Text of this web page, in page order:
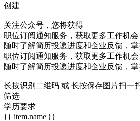
创建
关注公众号，您将获得
职位订阅通知服务，获取更多工作机会
随时了解简历投递进度和企业反馈，
职位订阅通知服务，获取更多工作机会
随时了解简历投递进度和企业反馈，
长按识别二维码 或 长按保存图片扫一
筛选
学历要求
{{ item.name }}